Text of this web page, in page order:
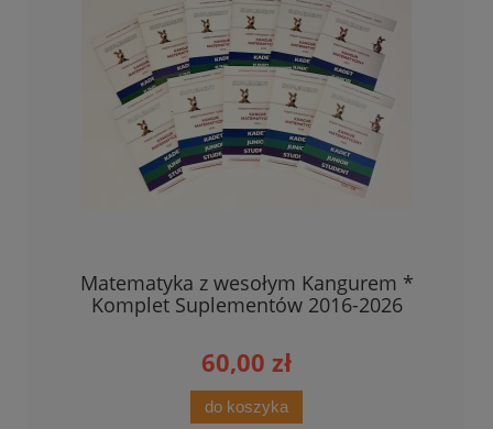
Matematyka z wesołym Kangurem *
Komplet Suplementów 2016-2026
60,00 zł
do koszyka